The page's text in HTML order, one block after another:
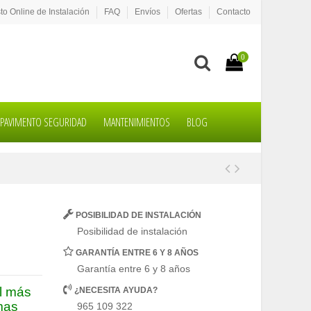
Online de Instalación FAQ Envíos Ofertas Contacto
0
PAVIMENTO SEGURIDAD MANTENIMIENTOS BLOG
más
POSIBILIDAD DE INSTALACIÓN
Posibilidad de instalación
GARANTÍA ENTRE 6 Y 8 AÑOS
Garantía entre 6 y 8 años
¿NECESITA AYUDA?
965 109 322